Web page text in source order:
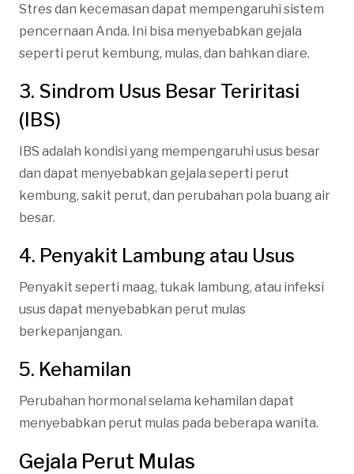
Stres dan kecemasan dapat mempengaruhi sistem
pencernaan Anda. Ini bisa menyebabkan gejala
seperti perut kembung, mulas, dan bahkan diare.
3. Sindrom Usus Besar Teriritasi
(IBS)
IBS adalah kondisi yang mempengaruhi usus besar
dan dapat menyebabkan gejala seperti perut
kembung, sakit perut, dan perubahan pola buang air
besar.
4. Penyakit Lambung atau Usus
Penyakit seperti maag, tukak lambung, atau infeksi
usus dapat menyebabkan perut mulas
berkepanjangan.
5. Kehamilan
Perubahan hormonal selama kehamilan dapat
menyebabkan perut mulas pada beberapa wanita.
Gejala Perut Mulas